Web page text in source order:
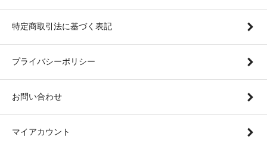
特定商取引法に基づく表記
プライバシーポリシー
お問い合わせ
マイアカウント